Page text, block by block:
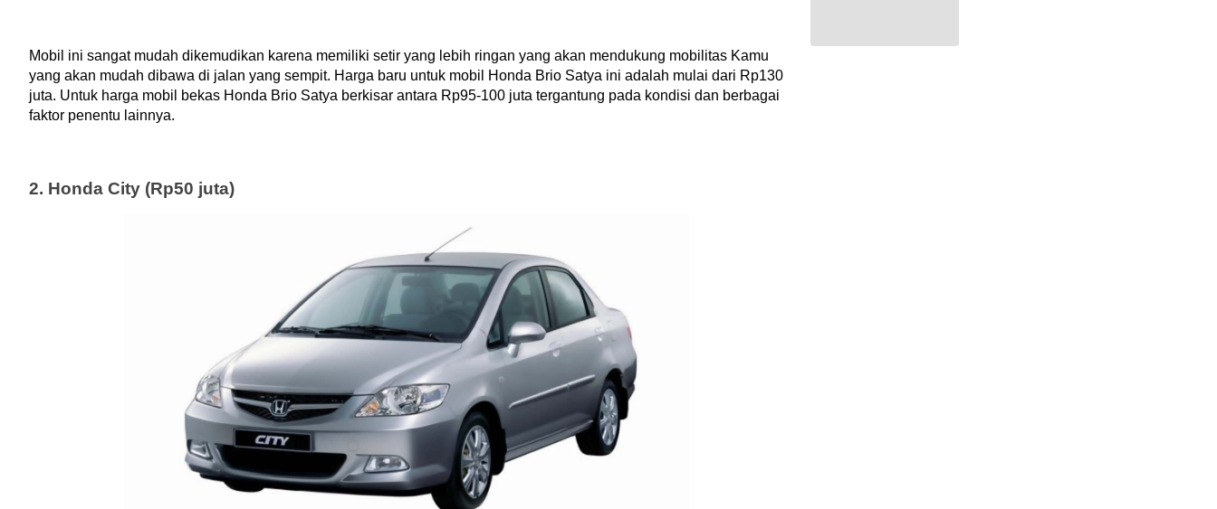
Mobil ini sangat mudah dikemudikan karena memiliki setir yang lebih ringan yang akan mendukung mobilitas Kamu
yang akan mudah dibawa di jalan yang sempit. Harga baru untuk mobil Honda Brio Satya ini adalah mulai dari Rp130
juta. Untuk harga mobil bekas Honda Brio Satya berkisar antara Rp95-100 juta tergantung pada kondisi dan berbagai
faktor penentu lainnya.
2. Honda City (Rp50 juta)